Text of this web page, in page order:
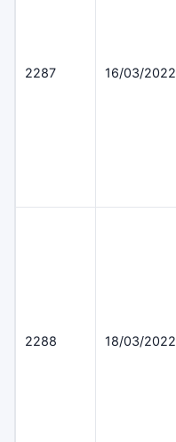
2287 16/03/2022
2288 18/03/2022